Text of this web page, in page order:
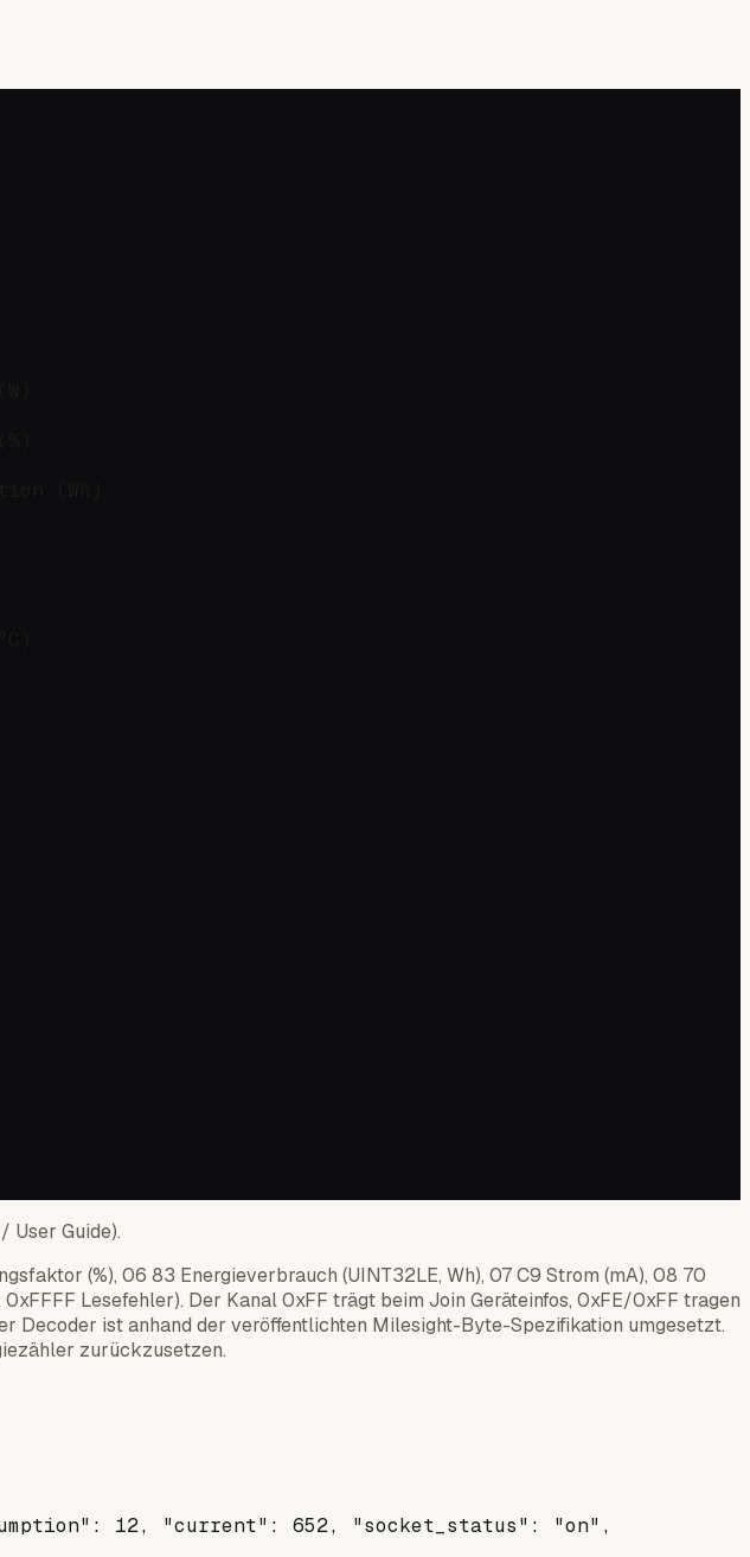
User Guide).
(%), 06 83 Energieverbrauch (UINT32LE, Wh), 07 C9 Strom (mA), 08 70
Lesefehler). Der Kanal 0xFF trägt beim Join Geräteinfos, 0xFE/0xFF tragen
Decoder ist anhand der veröffentlichten Milesight-Byte-Spezifikation umgesetzt.
zurückzusetzen.
12, "current": 652, "socket_status": "on",